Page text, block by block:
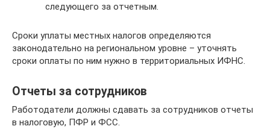
следующего за отчетным.
Сроки уплаты местных налогов определяются
законодательно на региональном уровне – уточнять
сроки оплаты по ним нужно в территориальных ИФНС.
Отчеты за сотрудников
Работодатели должны сдавать за сотрудников отчеты
в налоговую, ПФР и ФСС.